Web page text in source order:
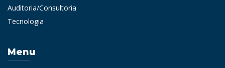
Auditoria/Consultoria
Tecnologia
Menu